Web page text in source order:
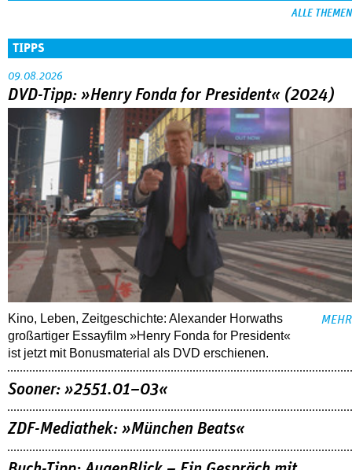
ALLE THEMEN
TIPPS
09.08.2026
DVD-Tipp: »Henry Fonda for President« (2024)
Kino, Leben, Zeitgeschichte: Alexander Horwaths
großartiger Essayfilm »Henry Fonda for President«
ist jetzt mit Bonusmaterial als DVD erschienen.
MEHR
Sooner: »2551.01–03«
ZDF-Mediathek: »München Beats«